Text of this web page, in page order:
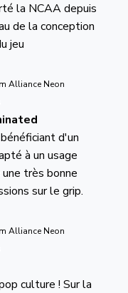
la NCAA depuis
de la conception
jeu
d'un
à un usage
très bonne
sur le grip.
culture ! Sur la